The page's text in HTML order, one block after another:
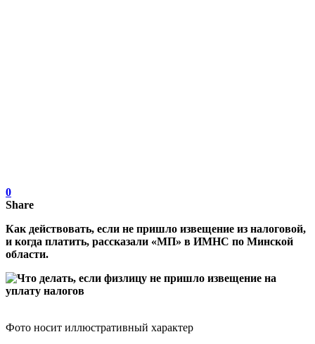
0
Share
Как действовать, если не пришло извещение из налоговой,
и когда платить, рассказали «МП» в ИМНС по Минской
области.
Фото носит иллюстративный характер